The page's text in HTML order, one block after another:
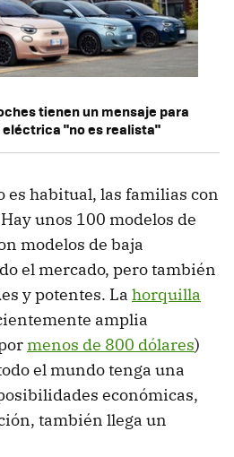
tienen un mensaje para
"no es realista"
es habitual, las familias con
unos 100 modelos de
modelos de baja
el mercado, pero también
y potentes. La horquilla
amplia
menos de 800 dólares)
el mundo tenga una
económicas,
también llega un